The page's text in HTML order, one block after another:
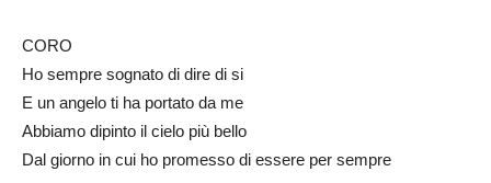
CORO
Ho sempre sognato di dire di si
E un angelo ti ha portato da me
Abbiamo dipinto il cielo più bello
Dal giorno in cui ho promesso di essere per sempre